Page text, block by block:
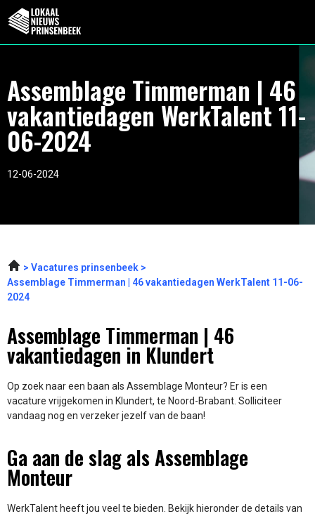
Assemblage Timmerman | 46
vakantiedagen WerkTalent 11-
06-2024
12-06-2024
Vacatures prinsenbeek
Assemblage Timmerman | 46 vakantiedagen WerkTalent 11-06-
2024
Assemblage Timmerman | 46
vakantiedagen in Klundert
Op zoek naar een baan als Assemblage Monteur? Er is een
vacature vrijgekomen in Klundert, te Noord-Brabant. Solliciteer
vandaag nog en verzeker jezelf van de baan!
Ga aan de slag als Assemblage
Monteur
WerkTalent heeft jou veel te bieden. Bekijk hieronder de details van